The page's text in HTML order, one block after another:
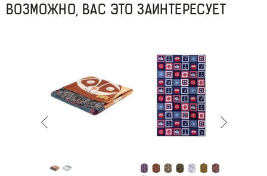
ВОЗМОЖНО, ВАС ЭТО ЗАИНТЕРЕСУЕТ